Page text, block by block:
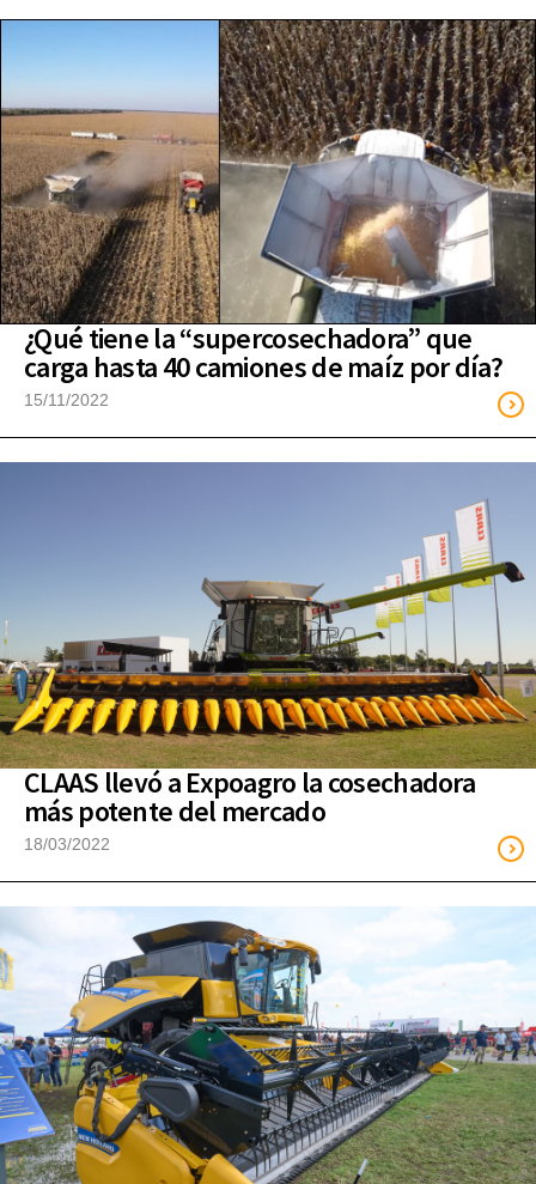
¿Qué tiene la “supercosechadora” que
carga hasta 40 camiones de maíz por día?
15/11/2022
CLAAS llevó a Expoagro la cosechadora
más potente del mercado
18/03/2022